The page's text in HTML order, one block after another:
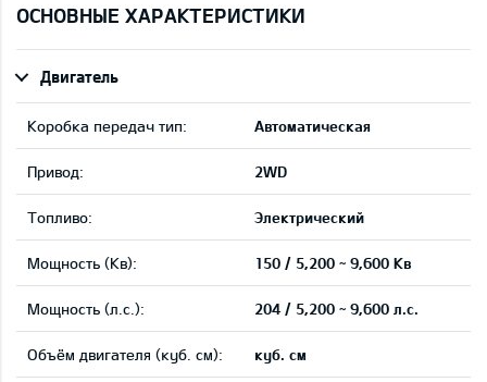
ОСНОВНЫЕ ХАРАКТЕРИСТИКИ
Двигатель
Коробка передач тип: Автоматическая
Привод: 2WD
Tопливо: Электрический
Мощность (Кв): 150 / 5,200 ~ 9,600 Кв
Мощность (л.с.): 204 / 5,200 ~ 9,600 л.с.
Объём двигателя (куб. см): куб. см